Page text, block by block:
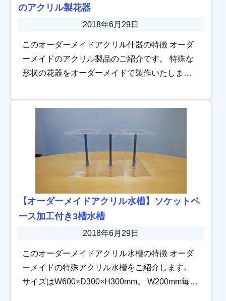
のアクリル製花器
2018年6月29日
このオーダーメイドアクリル什器の特徴 オーダ
ーメイドのアクリル製品のご紹介です。 特殊な
形状の花器をオーダーメイドで製作いたしまし
にカットしたところがポイ […]
【オーダーメイドアクリル水槽】ソケットベ
ース加工付き3槽水槽
2018年6月29日
このオーダーメイドアクリル水槽の特徴 オーダ
ーメイドの特殊アクリル水槽をご紹介します。
サイズはW600×D300×H300mm。 W200mm毎に